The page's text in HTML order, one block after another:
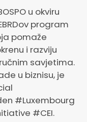
u okviru
program
pomaže
i razviju
savjetima.
u biznisu, je
#Luxembourg
#CEI.